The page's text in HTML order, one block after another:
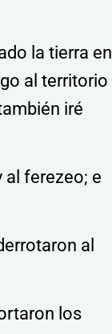
la tierra en
al territorio
iré
al ferezeo; e
al
los